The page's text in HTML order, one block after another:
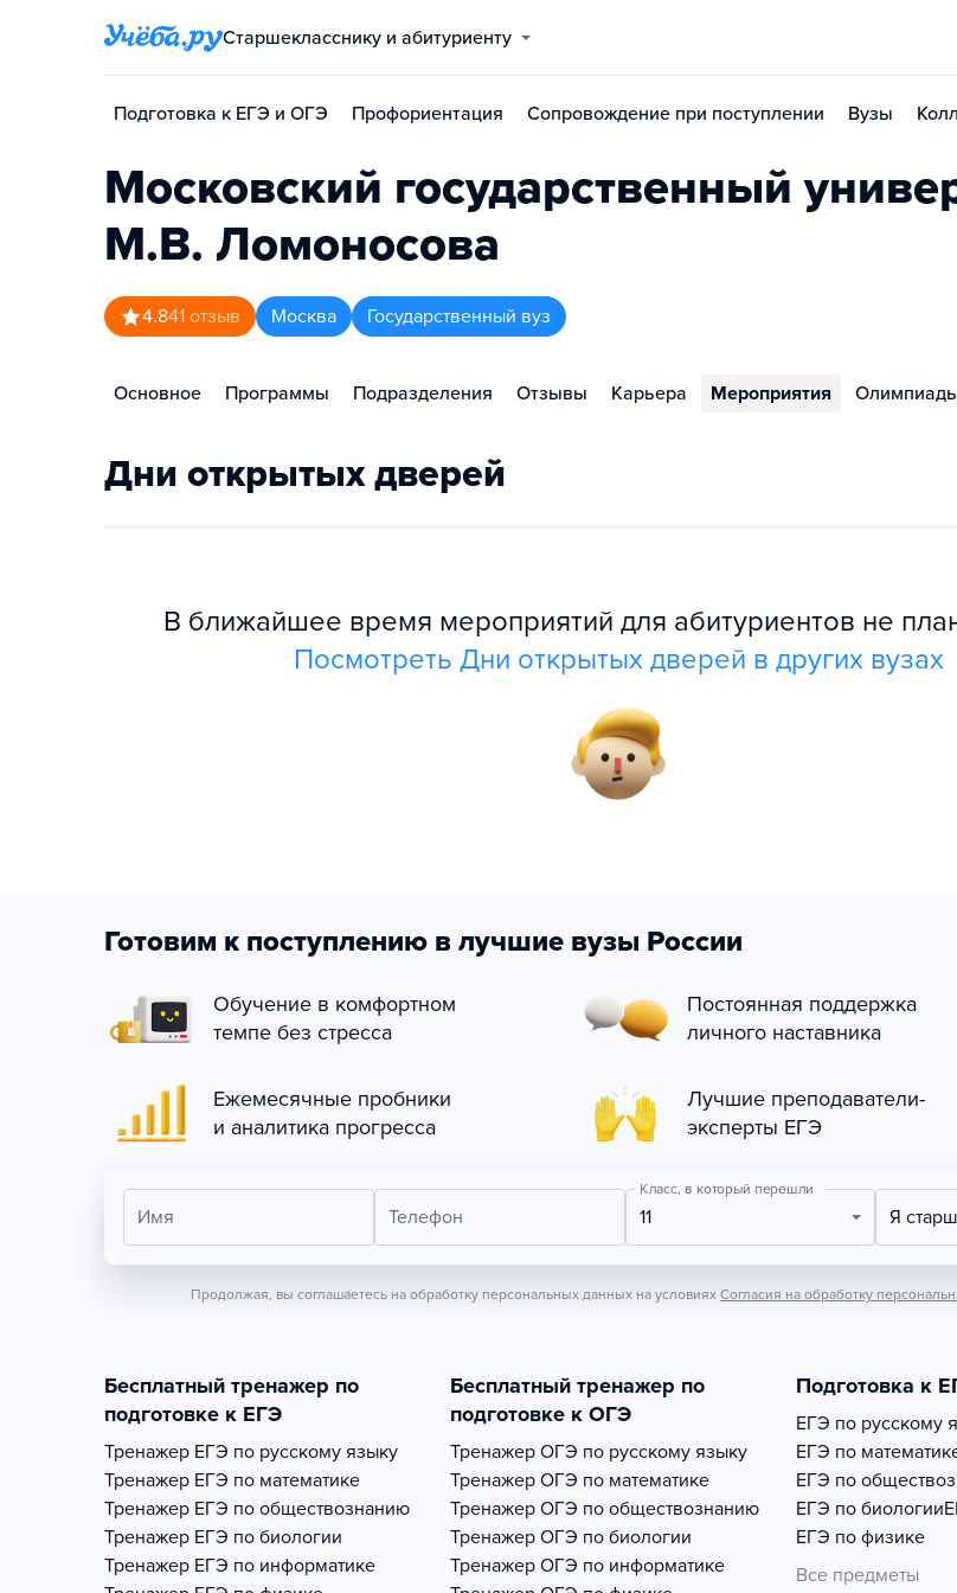
Старшекласснику и абитуриенту
Подготовка к ЕГЭ и ОГЭ Профориентация Сопровождение при поступлении Вузы
Московский государственный
М.В. Ломоносова
4.841 отзыв Москва Государственный вуз
Основное Программы Подразделения Отзывы Карьера Мероприятия
Дни открытых дверей
В ближайшее время мероприятий для абитуриентов не
Посмотреть Дни открытых дверей в других вузах
Готовим к поступлению в лучшие вузы России
Обучение в комфортном
темпе без стресса
Постоянная поддержка
личного наставника
Ежемесячные пробники
и аналитика прогресса
Лучшие преподаватели-
эксперты ЕГЭ
Имя Телефон
Класс, в который перешли
11 Я
Продолжая, вы соглашаетесь на обработку персональных данных на условиях Согласия на обработку
Бесплатный тренажер по
подготовке к ЕГЭ
Тренажер ЕГЭ по русскому языку
Тренажер ЕГЭ по математике
Тренажер ЕГЭ по обществознанию
Тренажер ЕГЭ по биологии
Тренажер ЕГЭ по информатике
Бесплатный тренажер по
подготовке к ОГЭ
Тренажер ОГЭ по русскому языку
Тренажер ОГЭ по математике
Тренажер ОГЭ по обществознанию
Тренажер ОГЭ по биологии
Тренажер ОГЭ по информатике
Подготовка к
ЕГЭ по русскому
ЕГЭ по
ЕГЭ по
ЕГЭ по биологии
ЕГЭ по физике
Все предметы